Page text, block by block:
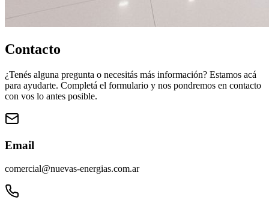
Contacto
¿Tenés alguna pregunta o necesitás más información? Estamos acá
para ayudarte. Completá el formulario y nos pondremos en contacto
con vos lo antes posible.
Email
comercial@nuevas-energias.com.ar